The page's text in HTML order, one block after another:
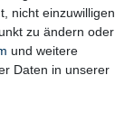
nicht einzuwilligen
zu ändern oder
und weitere
Daten in unserer